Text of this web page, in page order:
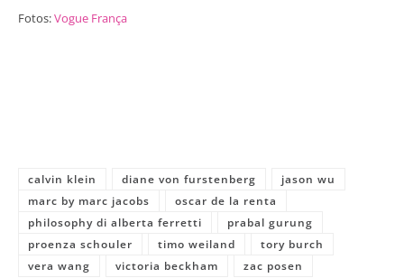
Fotos:Vogue França
calvin klein diane von furstenberg
jason wu
marc by marc jacobs
oscar de la renta
philosophy di alberta ferretti
prabal gurung
proenza schouler
timo weiland
tory burch
vera wang
victoria beckham zac posen